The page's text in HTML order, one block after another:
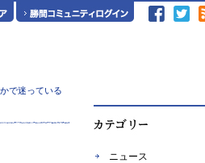
ニュース
で迷っている